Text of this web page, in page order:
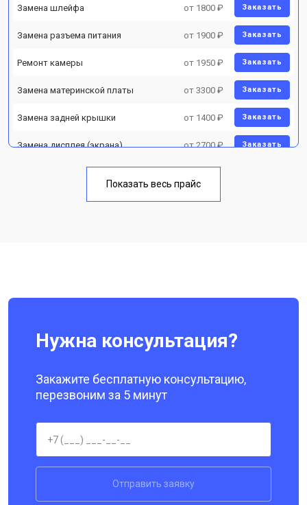
Замена шлейфа от 1800 ₽ Заказать
Замена разъема питания от 1900 ₽ Заказать
Ремонт камеры от 1950 ₽ Заказать
Замена материнской платы от 3300 ₽ Заказать
Замена задней крышки от 1400 ₽ Заказать
Замена дисплея (экрана) от 2700 ₽ Заказать
Замена кнопки включения от 1750 ₽
Показать весь прайс
Нужна консультация?
Закажите бесплатную консультацию,
перезвоним за 5 минут
Отправить заявку